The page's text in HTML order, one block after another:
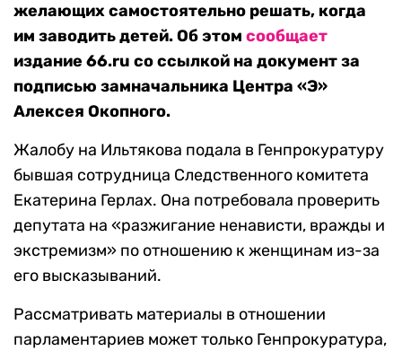
желающих самостоятельно решать, когда
им заводить детей. Об этом сообщает
издание 66.ru со ссылкой на документ за
подписью замначальника Центра «Э»
Алексея Окопного.
Жалобу на Ильтякова подала в Генпрокуратуру
бывшая сотрудница Следственного комитета
Екатерина Герлах. Она потребовала проверить
депутата на «разжигание ненависти, вражды и
экстремизм» по отношению к женщинам из-за
его высказываний.
Рассматривать материалы в отношении
парламентариев может только Генпрокуратура,